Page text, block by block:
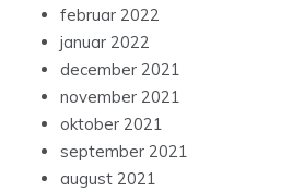
februar 2022
januar 2022
december 2021
november 2021
oktober 2021
september 2021
august 2021